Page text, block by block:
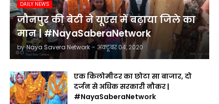
DAILY NEWS
जौनपुर की बेटी ने यूएस में बढ़ाया जिले का
मान | #NayaSaberaNetwork
by Naya Savera Network - अक्टूबर 04, 2020
एक किलोमीटर का छोटा सा बाजार, दो
दर्जन से अधिक सरकारी नौकर |
#NayaSaberaNetwork